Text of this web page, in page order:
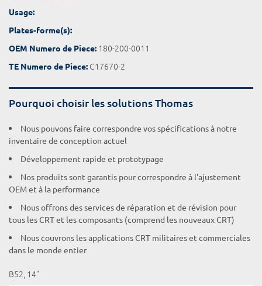
Usage:
Plates-forme(s):
OEM Numero de Piece: 180-200-0011
TE Numero de Piece: C17670-2
Pourquoi choisir les solutions Thomas
Nous pouvons faire correspondre vos spécifications à notre
inventaire de conception actuel
Développement rapide et prototypage
Nos produits sont garantis pour correspondre à l'ajustement
OEM et à la performance
Nous offrons des services de réparation et de révision pour
tous les CRT et les composants (comprend les nouveaux CRT)
Nous couvrons les applications CRT militaires et commerciales
dans le monde entier
B52, 14"